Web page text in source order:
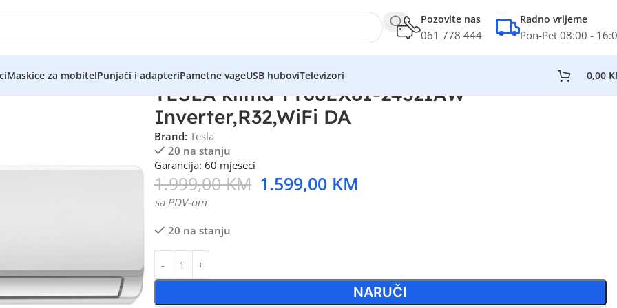
Pozovite nas
061 778 444
Radno vrijeme
Pon-Pet 08:00 -
Maskice za mobitelPunjači i adapteriPametne vageUSB huboviTelevizori 0,00
TESLA klima TT68EX81-2432IAW
Inverter,R32,WiFi DA
Brand: Tesla
20 na stanju
Garancija: 60 mjeseci
1.999,00KM 1.599,00 KM
sa PDV-om
20 na stanju
NARUČI